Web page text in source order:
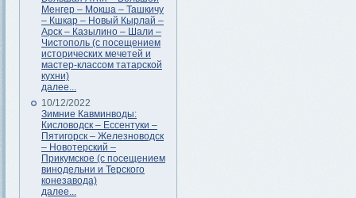
Менгер – Мокша – Ташкичу
– Кшкар – Новый Кырлай –
Арск – Казылино – Шали –
Чистополь (с посещением
исторических мечетей и
мастер-классом татарской
кухни)
далее...
10/12/2022
Зимние Кавминводы:
Кисловодск – Ессентуки –
Пятигорск – Железноводск
– Новотерский –
Прикумское (с посещением
винодельни и Терского
конезавода)
далее...